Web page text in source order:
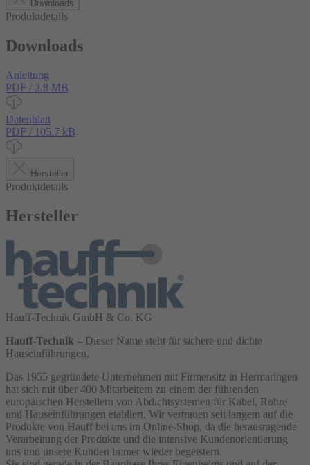
Downloads
Produktdetails
Downloads
Anleitung
PDF / 2.8 MB
Datenblatt
PDF / 105.7 kB
Hersteller
Produktdetails
Hersteller
Hauff-Technik GmbH & Co. KG
Hauff-Technik – Dieser Name steht für sichere und dichte
Hauseinführungen.
Das 1955 gegründete Unternehmen mit Firmensitz in Hermaringen
hat sich mit über 400 Mitarbeitern zu einem der führenden
europäischen Herstellern von Abdichtsystemen für Kabel, Rohre
und Hauseinführungen etabliert. Wir vertrauen seit langem auf die
Produkte von Hauff bei uns im Online-Shop, da die herausragende
Verarbeitung der Produkte und die intensive Kundenorientierung
uns und unsere Kunden immer wieder begeistern.